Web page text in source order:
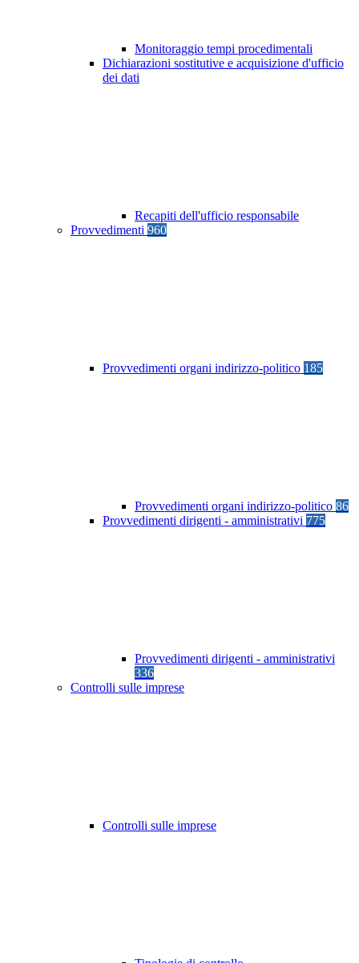
Monitoraggio tempi procedimentali
Dichiarazioni sostitutive e acquisizione d'ufficio
dei dati
Recapiti dell'ufficio responsabile
Provvedimenti 960
Provvedimenti organi indirizzo-politico 185
Provvedimenti organi indirizzo-politico 86
Provvedimenti dirigenti - amministrativi 775
Provvedimenti dirigenti - amministrativi
336
Controlli sulle imprese
Controlli sulle imprese